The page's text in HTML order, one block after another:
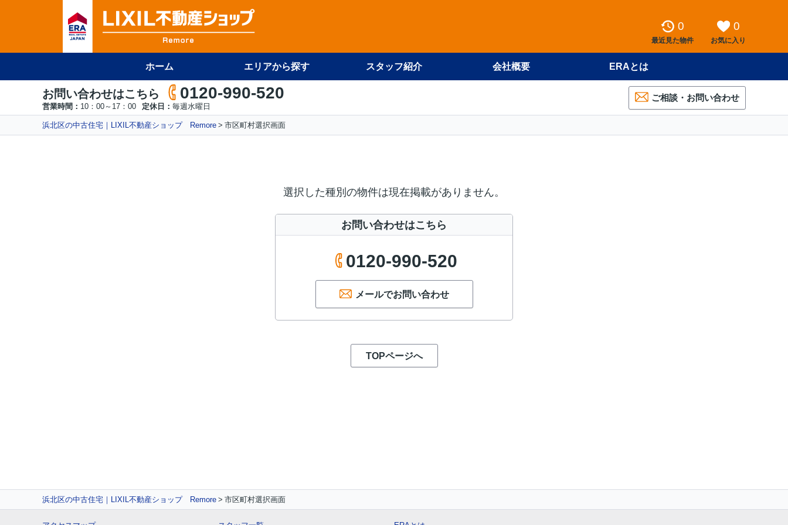
0
最近見た物件
0
お気に入り
ホーム エリアから探す スタッフ紹介 会社概要 ERAとは
お問い合わせはこちら 0120-990-520
営業時間： 10：00～17：00 定休日： 毎週水曜日
ご相談・お問い合わせ
浜北区の中古住宅｜LIXIL不動産ショップ Remore 市区町村選択画面
選択した種別の物件は現在掲載がありません。
お問い合わせはこちら
0120-990-520
メールでお問い合わせ
TOPページへ
浜北区の中古住宅｜LIXIL不動産ショップ Remore 市区町村選択画面